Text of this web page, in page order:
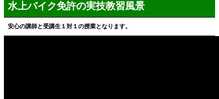
水上バイク免許の実技教習風景
安心の講師と受講生１対１の授業となります。